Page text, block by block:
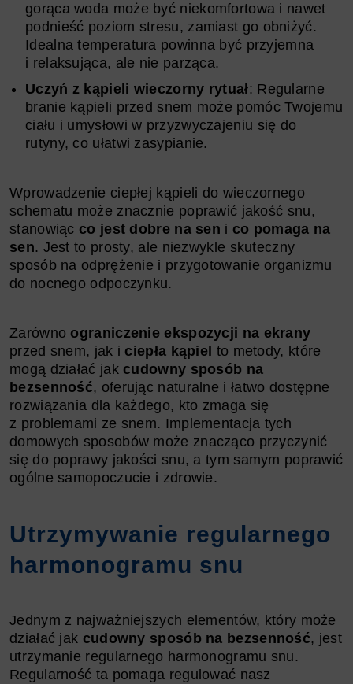
gorąca woda może być niekomfortowa i nawet
podnieść poziom stresu, zamiast go obniżyć.
Idealna temperatura powinna być przyjemna
i relaksująca, ale nie parząca.
Uczyń z kąpieli wieczorny rytuał: Regularne
branie kąpieli przed snem może pomóc Twojemu
ciału i umysłowi w przyzwyczajeniu się do
rutyny, co ułatwi zasypianie.
Wprowadzenie ciepłej kąpieli do wieczornego
schematu może znacznie poprawić jakość snu,
stanowiąc co jest dobre na sen i co pomaga na
sen. Jest to prosty, ale niezwykle skuteczny
sposób na odprężenie i przygotowanie organizmu
do nocnego odpoczynku.
Zarówno ograniczenie ekspozycji na ekrany
przed snem, jak i ciepła kąpiel to metody, które
mogą działać jak cudowny sposób na
bezsenność, oferując naturalne i łatwo dostępne
rozwiązania dla każdego, kto zmaga się
z problemami ze snem. Implementacja tych
domowych sposobów może znacząco przyczynić
się do poprawy jakości snu, a tym samym poprawić
ogólne samopoczucie i zdrowie.
Utrzymywanie regularnego
harmonogramu snu
Jednym z najważniejszych elementów, który może
działać jak cudowny sposób na bezsenność, jest
utrzymanie regularnego harmonogramu snu.
Regularność ta pomaga regulować nasz